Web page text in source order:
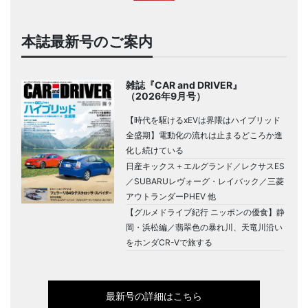
本誌最新号のご案内
雑誌『CAR and DRIVER』
（2026年9月号）
【時代を駆けるxEVは界隈はハイブリッド
全盛期】電動化の流れは止まるどころか進
化し続けている
日産キックス＋エルグランド／レクサスES
／SUBARUレヴォーグ・レイバック／三菱
アウトランダーPHEV 他
【グルメドライブ紀行 ニッポンの優食】静
岡・浜松編／翡翠色の暴れ川、天竜川沿い
をホンダCR-Vで旅する
最新号の詳細はこちら